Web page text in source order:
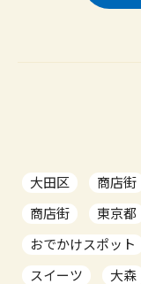
大田区 商店街
商店街
東京都
おでかけスポット
スイーツ
大森